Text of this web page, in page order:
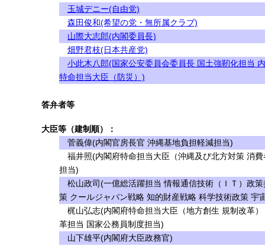
玉城デニー(自由党)
森田俊和(希望の党・無所属クラブ)
山際大志郎(内閣委員長)
畑野君枝(日本共産党)
小此木八郎(国家公安委員会委員長 国土強靭化担当
特命担当大臣（防災）)
答弁者等
大臣等（建制順）：
菅義偉(内閣官房長官 沖縄基地負担軽減担当)
福井照(内閣府特命担当大臣（沖縄及び北方対策 消
担当)
松山政司(一億総活躍担当 情報通信技術（ＩＴ）政
策 クールジャパン戦略 知的財産戦略 科学技術政策 宇
梶山弘志(内閣府特命担当大臣（地方創生 規制改革
革担当 国家公務員制度担当)
山下雄平(内閣府大臣政務官)